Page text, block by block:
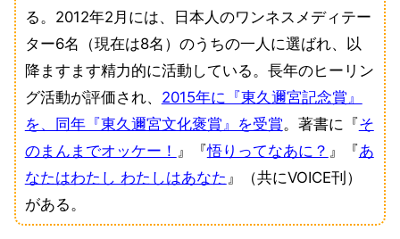
る。2012年2月には、日本人のワンネスメディテー
ター6名（現在は8名）のうちの一人に選ばれ、以
降ますます精力的に活動している。長年のヒーリン
グ活動が評価され、 2015年に『東久邇宮記念賞』
を、同年『東久邇宮文化褒賞』を受賞。著書に『そ
のまんまでオッケー！ 』『悟りってなあに？ 』『あ
なたはわたし わたしはあなた 』（共にVOICE刊）
がある。